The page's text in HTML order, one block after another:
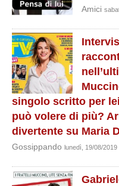
Amici
singolo scritto per
può volere di più?
divertente su Maria
Gossippando lunedì, 19/08/2019